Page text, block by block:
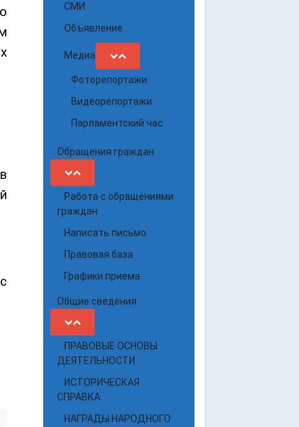
СМИ
Объявление
Медиа
Фоторепортажи
Видеорепортажи
Парламентский час
Обращения граждан
Работа с обращениями
граждан
Написать письмо
Правовая база
Графики приема
Общие сведения
ПРАВОВЫЕ ОСНОВЫ
ДЕЯТЕЛЬНОСТИ
ИСТОРИЧЕСКАЯ
СПРАВКА
НАГРАДЫ НАРОДНОГО